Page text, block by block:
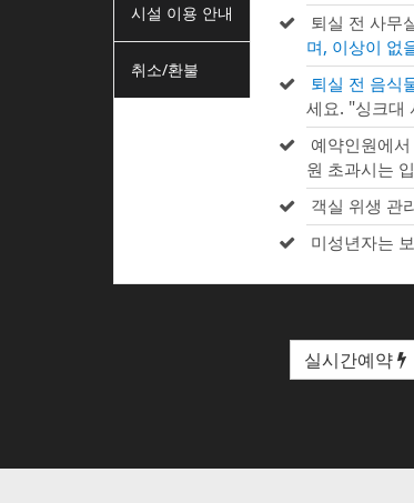
시설 이용 안내
취소/환불
퇴실 전 사무
며, 이상이 없
퇴실 전 음식
세요. "싱크대
예약인원에
원 초과시는
객실 위생 관
미성년자는
실시간예약